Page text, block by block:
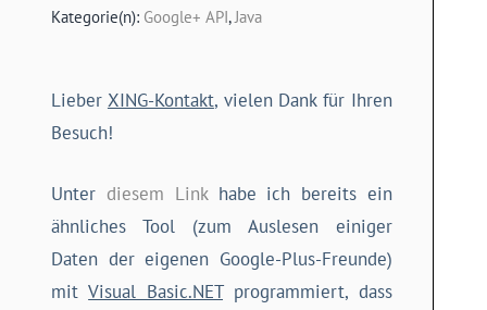
Kategorie(n): Google+ API,Java
Lieber XING-Kontakt, vielen Dank für Ihren
Besuch!
Unter diesem Linkhabe ich bereits ein
ähnliches Tool (zum Auslesen einiger
Daten der eigenen Google-Plus-Freunde)
mitVisual Basic.NETprogrammiert, dass